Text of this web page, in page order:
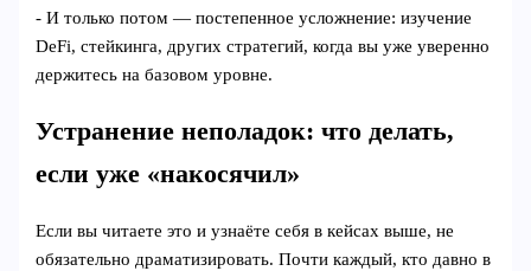
- И только потом — постепенное усложнение: изучение
DeFi, стейкинга, других стратегий, когда вы уже уверенно
держитесь на базовом уровне.
Устранение неполадок: что делать,
если уже «накосячил»
Если вы читаете это и узнаёте себя в кейсах выше, не
обязательно драматизировать. Почти каждый, кто давно в